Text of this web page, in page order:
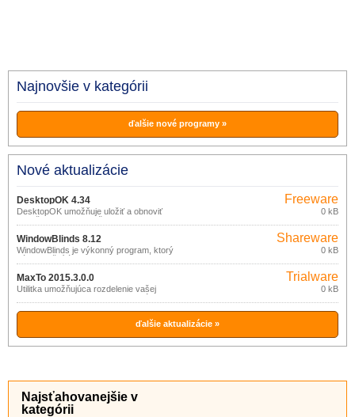
Najnovšie v kategórii
ďalšie nové programy »
Nové aktualizácie
DesktopOK 4.34
DesktopOK umožňuje uložiť a obnoviť
rozloženie ikon na vašej pracovnej
ploche.
Freeware
0 kB
WindowBlinds 8.12
WindowBlinds je výkonný program, ktorý
vám umožní úplne zmeniť vzhľad
používateľského prostredia vašich
Windows: animácie, titulky okien, tlačidlá,
posuvné lišty, min/max tlačidlá, ….
Shareware
0 kB
MaxTo 2015.3.0.0
Utilitka umožňujúca rozdelenie vašej
plochy na obrazovke na viac regiónov,
ktorých hranice obmedzia maximálnu
veľkosť okien aplikácií.
Trialware
0 kB
ďalšie aktualizácie »
Najsťahovanejšie v
kategórii